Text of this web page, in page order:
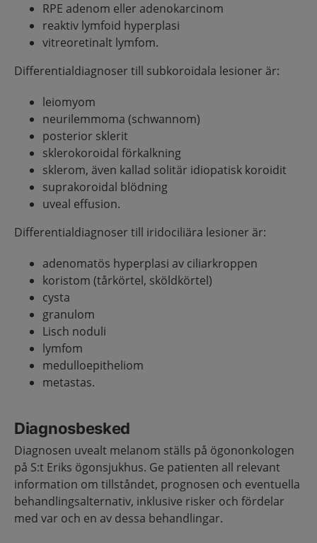
RPE adenom eller adenokarcinom
reaktiv lymfoid hyperplasi
vitreoretinalt lymfom.
Differentialdiagnoser till subkoroidala lesioner är:
leiomyom
neurilemmoma (schwannom)
posterior sklerit
sklerokoroidal förkalkning
sklerom, även kallad solitär idiopatisk koroidit
suprakoroidal blödning
uveal effusion.
Differentialdiagnoser till iridociliära lesioner är:
adenomatös hyperplasi av ciliarkroppen
koristom (tårkörtel, sköldkörtel)
cysta
granulom
Lisch noduli
lymfom
medulloepitheliom
metastas.
Diagnosbesked
Diagnosen uvealt melanom ställs på ögononkologen
på S:t Eriks ögonsjukhus. Ge patienten all relevant
information om tillståndet, prognosen och eventuella
behandlingsalternativ, inklusive risker och fördelar
med var och en av dessa behandlingar.